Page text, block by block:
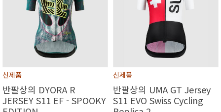
신제품
반팔상의 DYORA R
JERSEY S11 EF - SPOOKY
신제품
반팔상의 UMA GT Jersey
S11 EVO Swiss Cycling